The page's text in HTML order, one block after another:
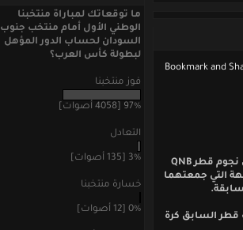
قاد اسماعيل محمود ماردنلي فريقه أم صلال لتحقيق أول فوز له هذا في دوري نجوم قطر QNB
التي جمعتهما
محترف قطر السابق كرة
ما توقعاتك لمباراة منتخبنا
الوطني الأول أمام منتخب جنوب
السودان لحساب الدور المؤهل
لبطولة كأس العرب؟
فوز منتخبنا
97% [4058 أصوات]
التعادل
3% [135 أصوات]
خسارة منتخبنا
0% [12 أصوات]